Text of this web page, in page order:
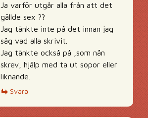
Ja varför utgår alla från att det
gällde sex ??
Jag tänkte inte på det innan jag
såg vad alla skrivit.
Jag tänkte också på ,som nån
skrev, hjälp med ta ut sopor eller
liknande.
Svara